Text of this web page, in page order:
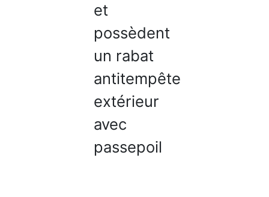
et
possèdent
un rabat
antitempête
extérieur
avec
passepoil